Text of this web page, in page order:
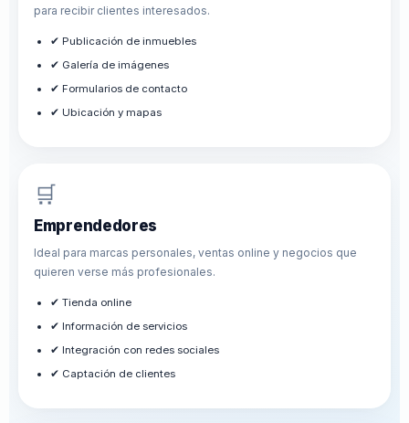
para recibir clientes interesados.
✔ Publicación de inmuebles
✔ Galería de imágenes
✔ Formularios de contacto
✔ Ubicación y mapas
🛒
Emprendedores
Ideal para marcas personales, ventas online y negocios que
quieren verse más profesionales.
✔ Tienda online
✔ Información de servicios
✔ Integración con redes sociales
✔ Captación de clientes